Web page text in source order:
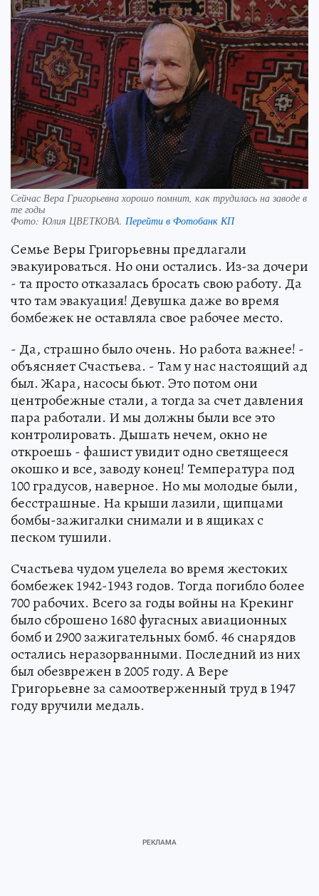
Сейчас Вера Григорьевна хорошо помнит, как трудилась на заводе в
те годы
Фото: Юлия ЦВЕТКОВА. Перейти в Фотобанк КП
Семье Веры Григорьевны предлагали
эвакуироваться. Но они остались. Из-за дочери
- та просто отказалась бросать свою работу. Да
что там эвакуация! Девушка даже во время
бомбежек не оставляла свое рабочее место.
- Да, страшно было очень. Но работа важнее! -
объясняет Счастьева. - Там у нас настоящий ад
был. Жара, насосы бьют. Это потом они
центробежные стали, а тогда за счет давления
пара работали. И мы должны были все это
контролировать. Дышать нечем, окно не
откроешь - фашист увидит одно светящееся
окошко и все, заводу конец! Температура под
100 градусов, наверное. Но мы молодые были,
бесстрашные. На крыши лазили, щипцами
бомбы-зажигалки снимали и в ящиках с
песком тушили.
Счастьева чудом уцелела во время жестоких
бомбежек 1942-1943 годов. Тогда погибло более
700 рабочих. Всего за годы войны на Крекинг
было сброшено 1680 фугасных авиационных
бомб и 2900 зажигательных бомб. 46 снарядов
остались неразорванными. Последний из них
был обезврежен в 2005 году. А Вере
Григорьевне за самоотверженный труд в 1947
году вручили медаль.